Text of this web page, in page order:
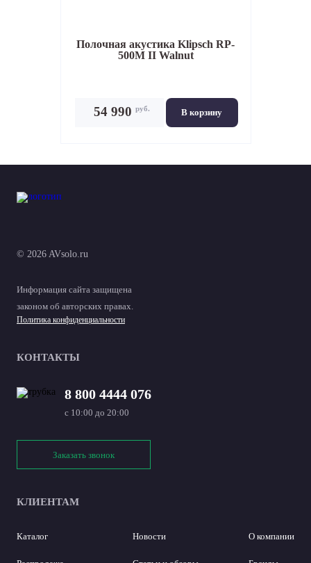
Полочная акустика Klipsch RP-
500M II Walnut
В корзину
54 990 руб.
© 2026 AVsolo.ru
Информация сайта защищена
законом об авторских правах.
Политика конфиденциальности
КОНТАКТЫ
8 800 4444 076
с 10:00 до 20:00
Заказать звонок
КЛИЕНТАМ
Каталог Новости О компании